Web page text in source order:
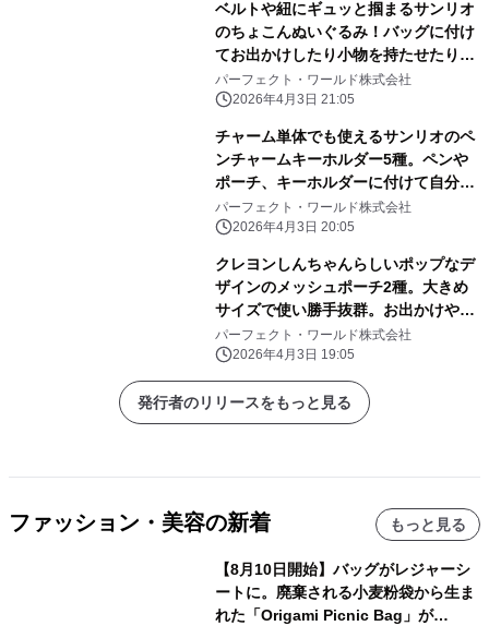
ベルトや紐にギュッと掴まるサンリオ
のちょこんぬいぐるみ！バッグに付け
てお出かけしたり小物を持たせたりと
自由に楽しめる！
パーフェクト・ワールド株式会社
2026年4月3日 21:05
チャーム単体でも使えるサンリオのペ
ンチャームキーホルダー5種。ペンや
ポーチ、キーホルダーに付けて自分だ
けのアレンジしよう
パーフェクト・ワールド株式会社
2026年4月3日 20:05
クレヨンしんちゃんらしいポップなデ
ザインのメッシュポーチ2種。大きめ
サイズで使い勝手抜群。お出かけや旅
行にぜひ！
パーフェクト・ワールド株式会社
2026年4月3日 19:05
発行者のリリースをもっと見る
ファッション・美容の新着 もっと見る
【8月10日開始】バッグがレジャーシ
ートに。廃棄される小麦粉袋から生ま
れた「Origami Picnic Bag」が